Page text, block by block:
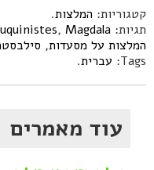
קטגוריות: המלצות.
תגיות:
, Magdala
המלצות על מסעדות,
Tags: עברית.
עוד מאמרים